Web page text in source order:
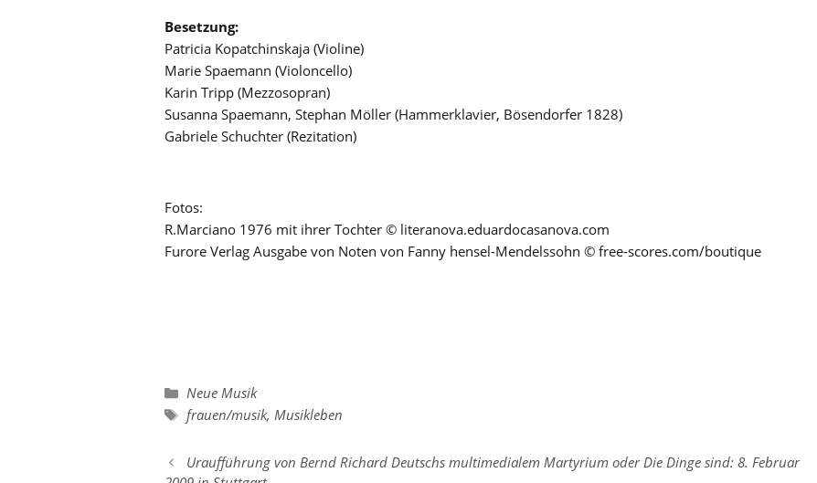
Besetzung:
Patricia Kopatchinskaja (Violine)
Marie Spaemann (Violoncello)
Karin Tripp (Mezzosopran)
Susanna Spaemann, Stephan Möller (Hammerklavier, Bösendorfer 1828)
Gabriele Schuchter (Rezitation)
Fotos:
R.Marciano 1976 mit ihrer Tochter © literanova.eduardocasanova.com
Furore Verlag Ausgabe von Noten von Fanny hensel-Mendelssohn © free-scores.com/boutique
Kategorien
Neue Musik
Schlagwörter
frauen/musik, Musikleben
Uraufführung von Bernd Richard Deutschs multimedialem Martyrium oder Die Dinge sind: 8. Februar